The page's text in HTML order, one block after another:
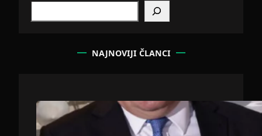
NAJNOVIJI ČLANCI